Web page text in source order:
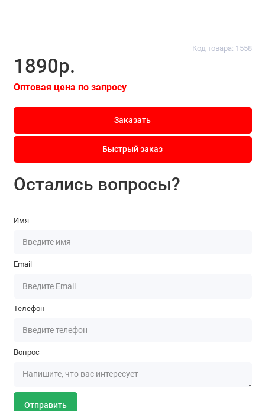
Код товара: 1558
1890р.
Оптовая цена по запросу
Заказать
Быстрый заказ
Остались вопросы?
Имя
Email
Телефон
Вопрос
Отправить